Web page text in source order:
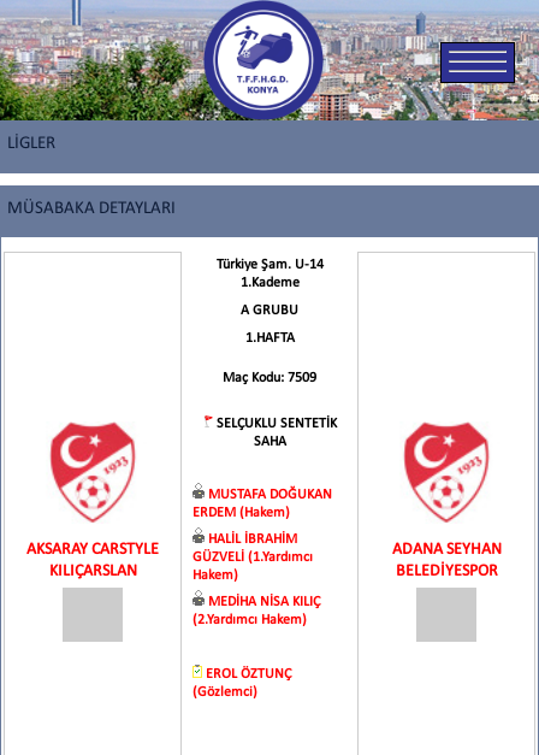
LİGLER
MÜSABAKA DETAYLARI
AKSARAY CARSTYLE
KILIÇARSLAN
Türkiye Şam. U-14
1.Kademe
A GRUBU
1.HAFTA
Maç Kodu: 7509
SELÇUKLU SENTETİK
SAHA
MUSTAFA DOĞUKAN
ERDEM (Hakem)
HALİL İBRAHİM
GÜZVELİ (1.Yardımcı
Hakem)
MEDİHA NİSA KILIÇ
(2.Yardımcı Hakem)
EROL ÖZTUNÇ
(Gözlemci)
ADANA SEYHAN
BELEDİYESPOR